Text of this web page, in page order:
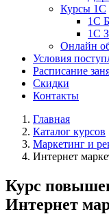
Курсы 1С
1С
1С
Онлайн
Условия
Расписание
Скидки
Контакты
Главная
Каталог курсов
Маркетинг и
Интернет
Курс
Интернет